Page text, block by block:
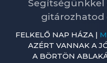
Segítségünkkel
gitározhatod
FELKELŐ NAP HÁZA |
AZÉRT VANNAK A
A BÖRTÖN